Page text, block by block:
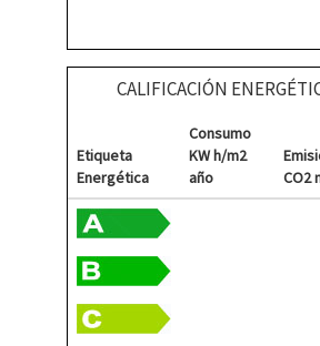
CALIFICACIÓN
Etiqueta
Energética
Consumo
KW h/m2
año
CO2